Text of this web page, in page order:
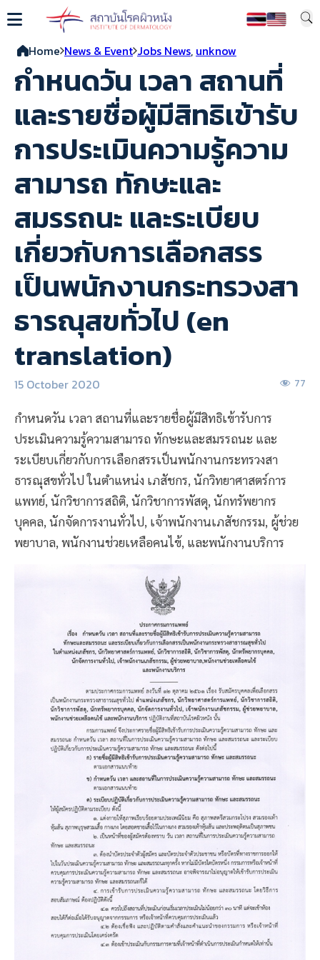
Home News & Event Jobs News, unknow
กำหนดวัน เวลา สถานที่
และรายชื่อผู้มีสิทธิเข้ารับ
การประเมินความรู้ความ
สามารถ ทักษะและ
สมรรถนะ และระเบียบ
เกี่ยวกับการเลือกสรร
เป็นพนักงานกระทรวงสา
ธารณุสขทั่วไป (en
translation)
15 October 2020 77
กำหนดวัน เวลา สถานที่และรายชื่อผู้มีสิทธิเข้ารับการ
ประเมินความรู้ความสามารถ ทักษะและสมรรถนะ และ
ระเบียบเกี่ยวกับการเลือกสรรเป็นพนักงานกระทรวงสา
ธารณุสขทั่วไป ในตำแหน่ง เภสัชกร, นักวิทยาศาสตร์การ
แพทย์, นักวิชาการสถิติ, นักวิชาการพัสดุ, นักทรัพยากร
บุคคล, นักจัดการงานทั่วไป, เจ้าพนักงานเภสัชกรรม, ผู้ช่วย
พยาบาล, พนักงานช่วยเหลือคนไข้, และพนักงานบริการ